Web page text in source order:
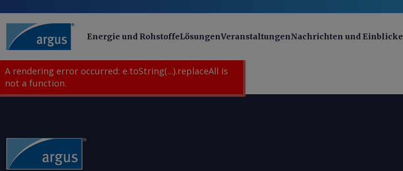
Energie und RohstoffeLösungenVeranstaltungenNachrichten und Einblicke
A rendering error occurred: e.toString(...).replaceAll is
not a function.